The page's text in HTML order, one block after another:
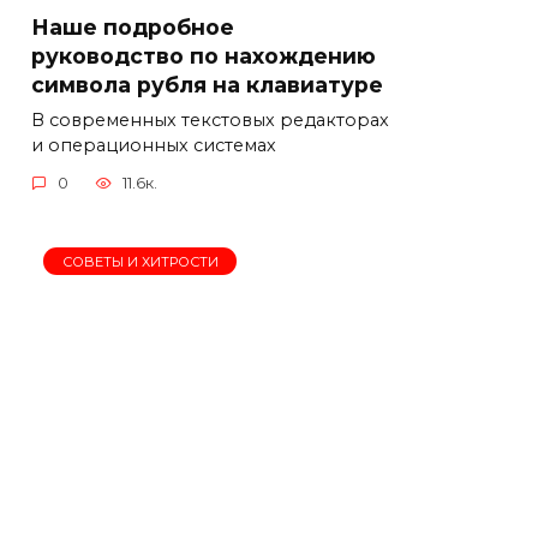
Наше подробное
руководство по нахождению
символа рубля на клавиатуре
В современных текстовых редакторах
и операционных системах
0 11.6к.
СОВЕТЫ И ХИТРОСТИ